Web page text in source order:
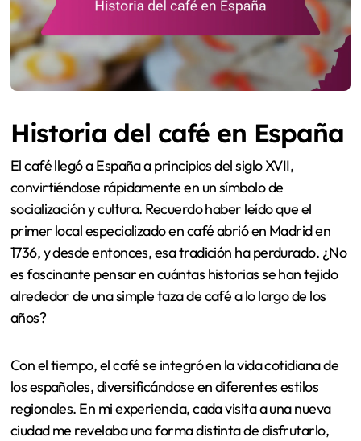
Historia del café en España
El café llegó a España a principios del siglo XVII,
convirtiéndose rápidamente en un símbolo de
socialización y cultura. Recuerdo haber leído que el
primer local especializado en café abrió en Madrid en
1736, y desde entonces, esa tradición ha perdurado. ¿No
es fascinante pensar en cuántas historias se han tejido
alrededor de una simple taza de café a lo largo de los
años?
Con el tiempo, el café se integró en la vida cotidiana de
los españoles, diversificándose en diferentes estilos
regionales. En mi experiencia, cada visita a una nueva
ciudad me revelaba una forma distinta de disfrutarlo,